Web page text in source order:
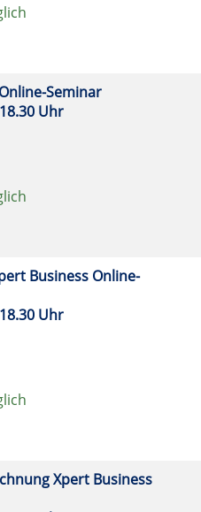
Seminar
Uhr
Business Online-
Uhr
Xpert Business